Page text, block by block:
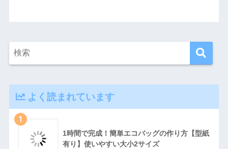
よく読まれています
1
1時間で完成！簡単エコバッグの作り方【型紙
有り】使いやすい大小2サイズ